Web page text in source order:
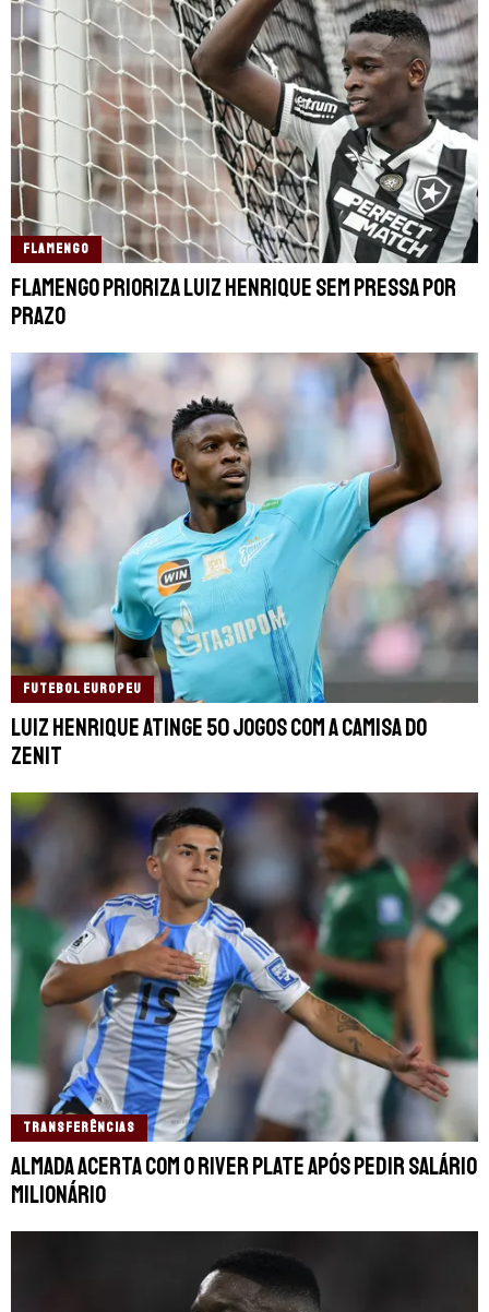
FLAMENGO
Flamengo prioriza Luiz Henrique sem pressa por
prazo
FUTEBOL EUROPEU
Luiz Henrique atinge 50 jogos com a camisa do
Zenit
TRANSFERÊNCIAS
Almada acerta com o River Plate após pedir salário
milionário